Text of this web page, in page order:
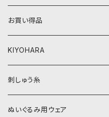
ベージュ・ブラウン系
黄色・クリーム系
ベージュ・ブラウン系
お買い得品
KIYOHARA
刺しゅう糸
COSMO 25番刺しゅう糸
ぬいぐるみ用ウェア